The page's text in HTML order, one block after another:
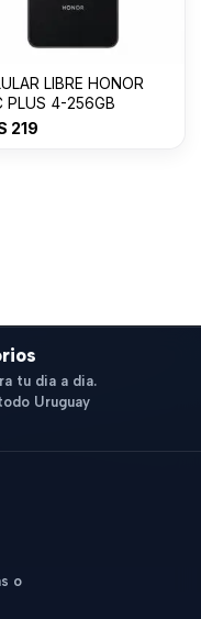
LIBRE HONOR
PLUS 4-256GB
219
tu dia a dia.
Uruguay
o